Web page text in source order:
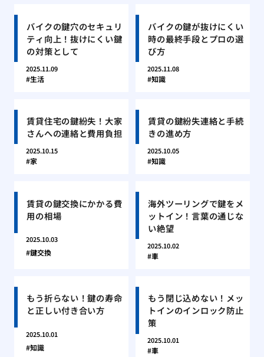
バイクの鍵穴のセキュリ
ティ向上！抜けにくい鍵
の対策として
2025.11.09
生活
バイクの鍵が抜けにくい
時の最終手段とプロの選
び方
2025.11.08
知識
賃貸住宅の鍵紛失！大家
さんへの連絡と費用負担
2025.10.15
家
賃貸の鍵紛失連絡と手続
きの進め方
2025.10.05
知識
賃貸の鍵交換にかかる費
用の相場
2025.10.03
鍵交換
海外ツーリングで鍵をメ
ットイン！言葉の通じな
い絶望
2025.10.02
車
もう折らない！鍵の寿命
と正しい付き合い方
2025.10.01
知識
もう閉じ込めない！メッ
トインのインロック防止
策
2025.10.01
車